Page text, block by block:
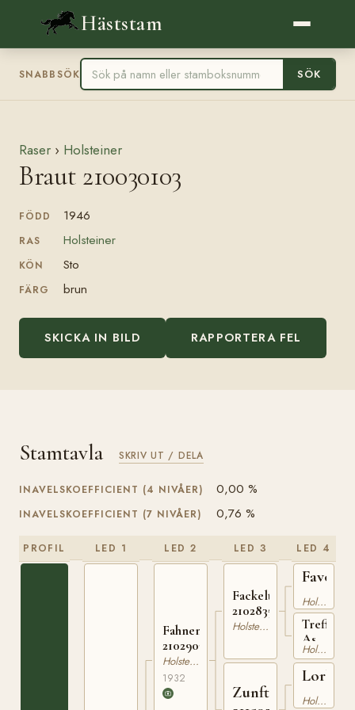
Häststam
SNABBSÖK SÖK
Raser › Holsteiner
Braut 210030103
FÖDD 1946
RAS Holsteiner
KÖN Sto
FÄRG brun
SKICKA IN BILD RAPPORTERA FEL
Stamtavla SKRIV UT / DELA
INAVELSKOEFFICIENT (4 NIVÅER) 0,00 %
INAVELSKOEFFICIENT (7 NIVÅER) 0,76 %
PROFIL LED 1 LED 2
Fahnenschmied
210290332
Holsteiner
1932
LED 3
Fackeltanz
210283528
Holsteiner
Zunft
LED 4
Favorit
Holsteiner
Treff
Ass
211540719
Holsteiner
Lorbeer
Holsteiner